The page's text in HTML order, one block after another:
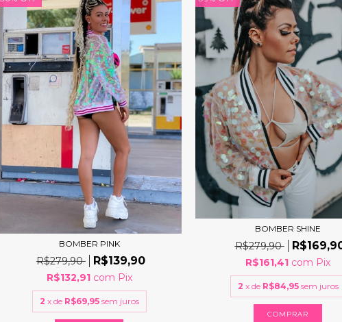
BOMBER PINK
R$279,90 R$139,90
R$132,91 com Pix
2 x de R$69,95 sem juros
BOMBER SHINE
R$279,90
R$161,41 com Pix
2 x de R$84,95 sem juros
COMPRAR